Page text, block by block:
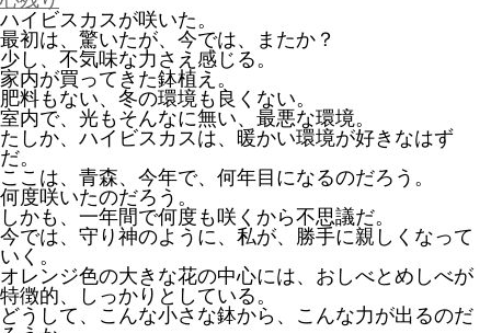
日:
ハイビスカスが咲いた。
最初は、驚いたが、今では、またか？
少し、不気味な力さえ感じる。
家内が買ってきた鉢植え。
肥料もない、冬の環境も良くない。
室内で、光もそんなに無い、最悪な環境。
たしか、ハイビスカスは、暖かい環境が好きなはず
だ。
ここは、青森、今年で、何年目になるのだろう。
何度咲いたのだろう。
しかも、一年間で何度も咲くから不思議だ。
今では、守り神のように、私が、勝手に親しくなって
いく。
オレンジ色の大きな花の中心には、おしべとめしべが
特徴的、しっかりとしている。
どうして、こんな小さな鉢から、こんな力が出るのだ